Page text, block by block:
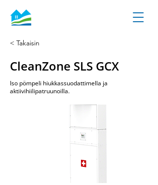
< Takaisin
CleanZone SLS GCX
Iso pömpeli hiukkassuodattimella ja
aktiivihiilipatruunoilla.